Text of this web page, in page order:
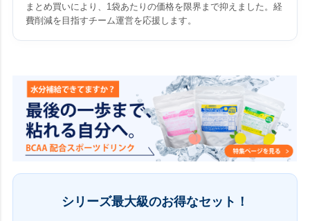
まとめ買いにより、1袋あたりの価格を限界まで抑えました。経
費削減を目指すチーム運営を応援します。
シリーズ最大級のお得なセット！